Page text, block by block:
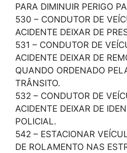
PARA DIMINUIR PERIGO
530 – CONDUTOR DE
ACIDENTE DEIXAR DE
531 – CONDUTOR DE
ACIDENTE DEIXAR DE
QUANDO ORDENADO
TRÂNSITO.
532 – CONDUTOR DE
ACIDENTE DEIXAR DE
POLICIAL.
542 – ESTACIONAR
DE ROLAMENTO NAS